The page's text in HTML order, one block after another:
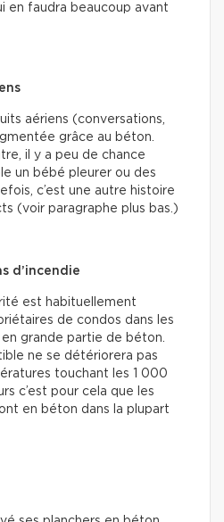
en faudra beaucoup avant
aériens (conversations,
grâce au béton.
il y a peu de chance
un bébé pleurer ou des
c’est une autre histoire
(voir paragraphe plus bas.)
d’incendie
est habituellement
de condos dans les
grande partie de béton.
ne se détériorera pas
touchant les 1 000
c’est pour cela que les
en béton dans la plupart